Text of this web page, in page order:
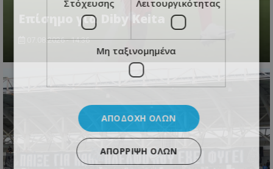
Επίσημο για Diby Keita
07.08.2026 - 14:36
Στόχευσης Λειτουργικότητας
Μη ταξινομημένα
ΑΠΟΔΟΧΉ ΌΛΩΝ
ΑΠΌΡΡΙΨΗ ΌΛΩΝ